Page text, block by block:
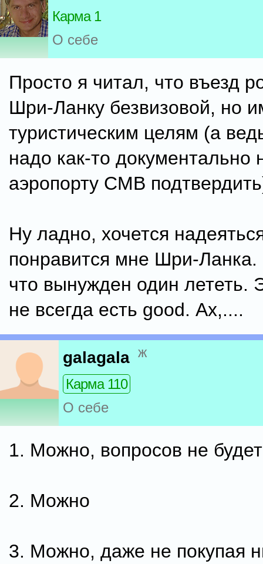
Карма 1
О себе
Просто я читал, что въезд
Шри-Ланку безвизовой, но
туристическим целям (а
надо как-то документально
аэропорту CMB
Ну ладно, хочется
понравится мне Шри-Ланка.
что вынужден один лететь.
не всегда есть good. Ах,....
galagala ж
Карма 110
О себе
1. Можно, вопросов не будет
2. Можно
3. Можно, даже не покупая